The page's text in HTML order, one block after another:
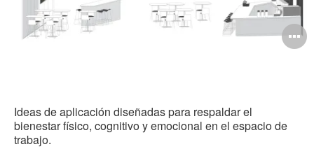
Ideas de aplicación diseñadas para respaldar el
bienestar físico, cognitivo y emocional en el espacio de
trabajo.